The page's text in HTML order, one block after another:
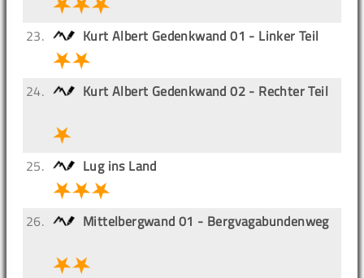
23. Kurt Albert Gedenkwand 01 - Linker Teil
24. Kurt Albert Gedenkwand 02 - Rechter Teil
25. Lug ins Land
26. Mittelbergwand 01 - Bergvagabundenweg